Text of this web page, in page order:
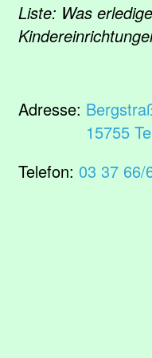
Liste: Was
Adresse:
15755
Telefon: 03 37 66/